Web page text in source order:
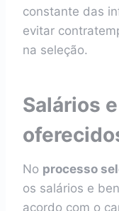
constante das
evitar
na seleção.
Salários
No processo
os salários e
acordo com o